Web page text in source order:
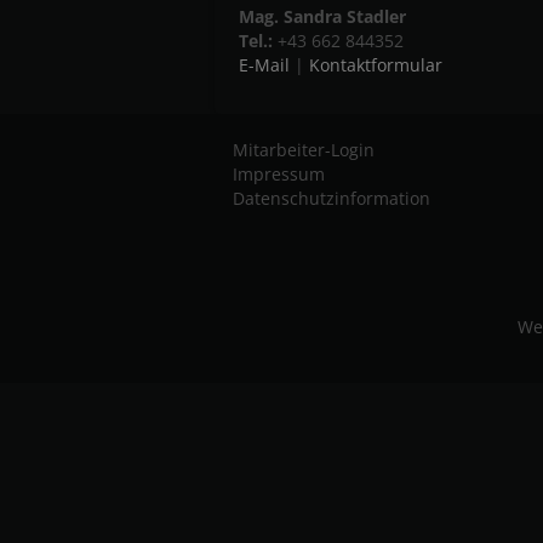
Mag. Sandra Stadler
Tel.: +43 662 844352
E-Mail | Kontaktformular
Mitarbeiter-Login
Impressum
Datenschutzinformation